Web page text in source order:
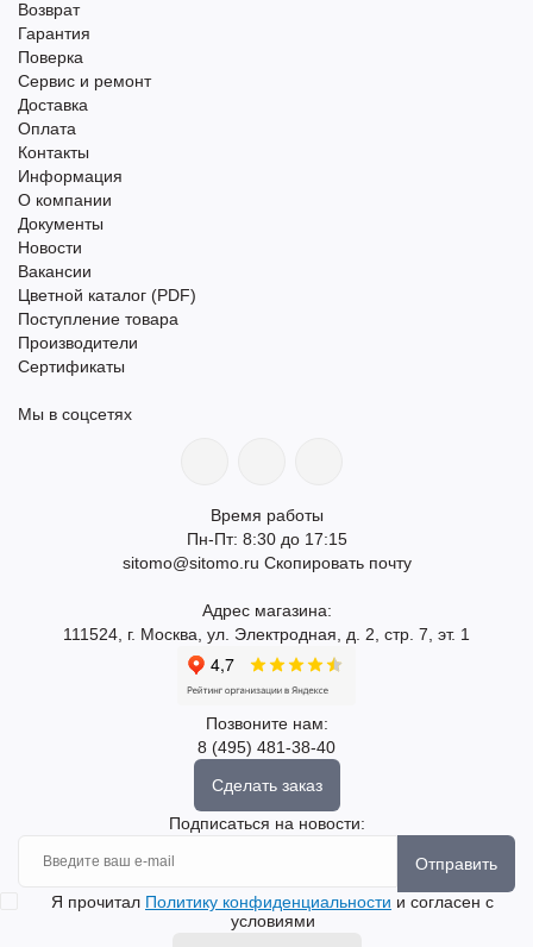
Возврат
Гарантия
Поверка
Сервис и ремонт
Доставка
Оплата
Контакты
Информация
О компании
Документы
Новости
Вакансии
Цветной каталог (PDF)
Поступление товара
Производители
Сертификаты
Мы в соцсетях
Время работы
Пн-Пт: 8:30 до 17:15
sitomo@sitomo.ru Скопировать почту
Адрес магазина:
111524, г. Москва, ул. Электродная, д. 2, стр. 7, эт. 1
Позвоните нам:
8 (495) 481-38-40
Сделать заказ
Подписаться на новости:
Отправить
Я прочитал Политику конфиденциальности и согласен с
условиями